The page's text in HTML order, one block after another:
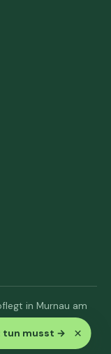
tun musst → ×
in Murnau am